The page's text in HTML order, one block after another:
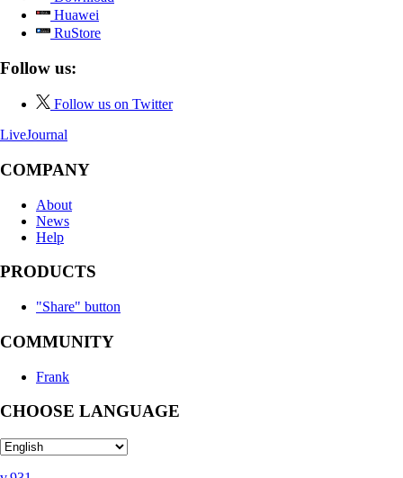
Huawei
RuStore
Follow us:
Follow us on Twitter
LiveJournal
COMPANY
About
News
Help
PRODUCTS
"Share" button
COMMUNITY
Frank
CHOOSE LANGUAGE